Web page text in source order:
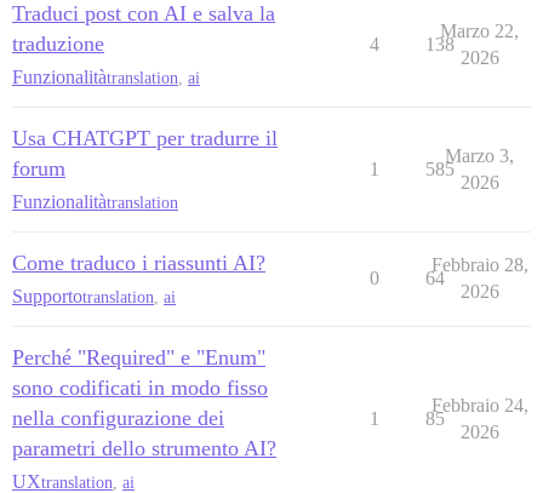
Traduci post con AI e salva la
traduzione
Funzionalitàtranslation ai
4 138
Marzo 22,
2026
Usa CHATGPT per tradurre il
forum
Funzionalitàtranslation
1 585
Marzo 3,
2026
Come traduco i riassunti AI?
Supportotranslation ai
0 64
Febbraio 28,
2026
Perché "Required" e "Enum"
sono codificati in modo fisso
nella configurazione dei
parametri dello strumento AI?
UXtranslation ai
1 85
Febbraio 24,
2026